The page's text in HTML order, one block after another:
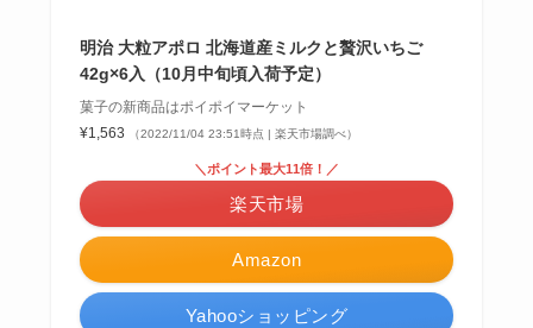
明治 大粒アポロ 北海道産ミルクと贅沢いちご
42g×6入（10月中旬頃入荷予定）
菓子の新商品はポイポイマーケット
¥1,563
（2022/11/04 23:51時点 | 楽天市場調べ）
Amazon
＼ポイント最大11倍！／
楽天市場
Yahooショッピング